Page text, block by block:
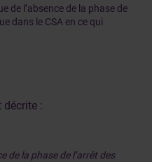
de l’absence de la phase de
dans le CSA en ce qui
:
de la phase de l’arrêt des